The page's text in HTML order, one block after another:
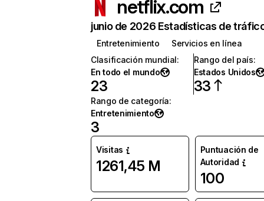
netflix.com
junio de 2026 Estadísticas de
Entretenimiento
Servicios en línea
Clasificación mundial:
En todo el mundo
23
Rango del país:
Estados Unidos
33
Rango de categoría:
Entretenimiento
3
Visitas
1261,45 M
Puntuación de
Autoridad
100